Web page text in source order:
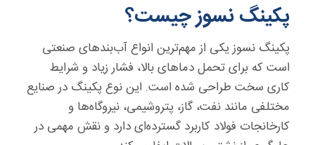
پکینگ نسوز چیست؟
پکینگ نسوز یکی از مهم‌ترین انواع آب‌بندهای صنعتی
است که برای تحمل دماهای بالا، فشار زیاد و شرایط
کاری سخت طراحی شده است. این نوع پکینگ در صنایع
مختلفی مانند نفت، گاز، پتروشیمی، نیروگاه‌ها و
کارخانجات فولاد کاربرد گسترده‌ای دارد و نقش مهمی در